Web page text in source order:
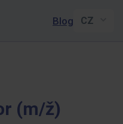
Blog
(m/ž)